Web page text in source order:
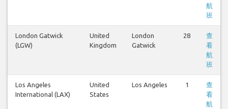
航
班
London Gatwick
(LGW)
United
Kingdom
London
Gatwick
28
查
看
航
班
Los Angeles
International (LAX)
United
States
Los Angeles 1
查
看
航